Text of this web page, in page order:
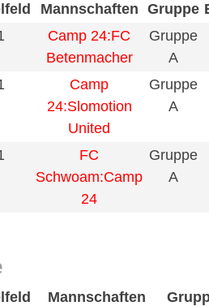
Mannschaften Gruppe
Camp 24:FC
Betenmacher
Gruppe
A
Camp
24:Slomotion
United
Gruppe
A
FC
Schwoam:Camp
24
Gruppe
A
Mannschaften